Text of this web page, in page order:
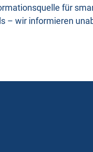
für
– wir informieren